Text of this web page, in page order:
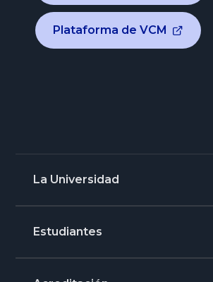
Plataforma de VCM
La Universidad
Estudiantes